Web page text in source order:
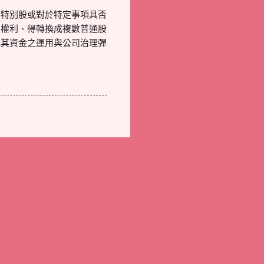
別股或對於特定事項具否
利、得轉換成複數普通股
資金之運用與公司治理彈